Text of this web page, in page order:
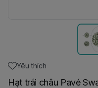
Yêu thích
Hạt trái châu Pavé